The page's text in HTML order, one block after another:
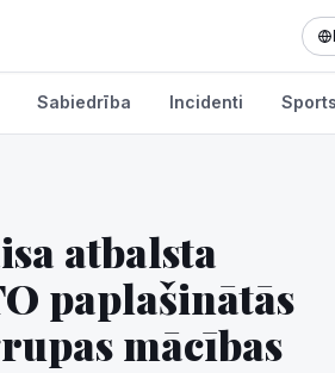
Sabiedrība Incidenti Sports
atbalsta
paplašinātās
mācības